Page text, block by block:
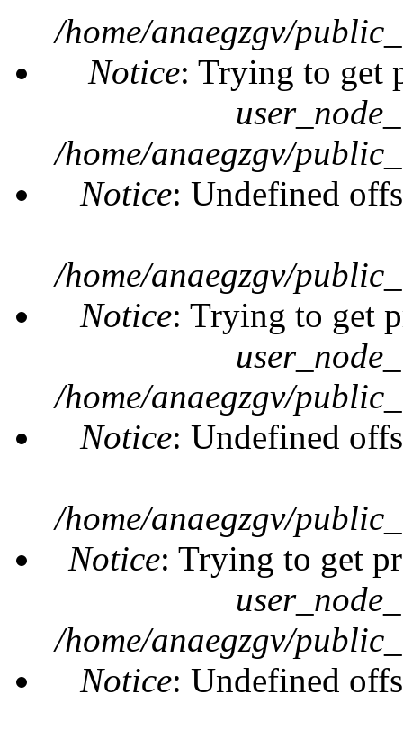
/home/anaegzgv/
Notice: Trying to get
/home/anaegzgv/
Notice: Undefined
/home/anaegzgv/
Notice: Trying to get
/home/anaegzgv/
Notice: Undefined
/home/anaegzgv/
Notice: Trying to get
/home/anaegzgv/
Notice: Undefined